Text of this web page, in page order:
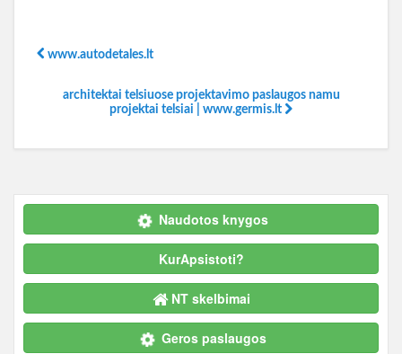
www.autodetales.lt
architektai telsiuose projektavimo paslaugos namu
projektai telsiai | www.germis.lt
Naudotos knygos
KurApsistoti?
NT skelbimai
Geros paslaugos